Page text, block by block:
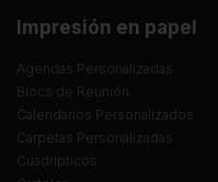
Impresión en papel
Agendas Personalizadas
Blocs de Reunión
Calendarios Personalizados
Carpetas Personalizadas
Cuadrípticos